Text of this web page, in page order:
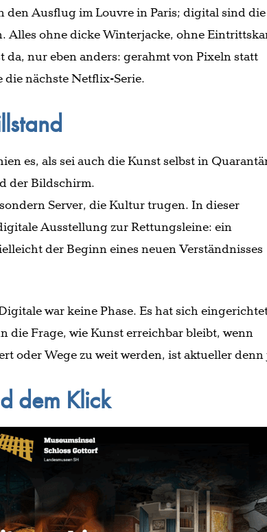
den Ausflug im Louvre in Paris; digital sind die
Alles ohne dicke Winterjacke, ohne
nur eben anders: gerahmt von Pixeln statt
nächste Netflix-Serie.
es, als sei auch die Kunst selbst in
der Bildschirm.
Server, die Kultur trugen. In dieser
Ausstellung zur Rettungsleine: ein
der Beginn eines neuen Verständnisses
war keine Phase. Es hat sich
die Frage, wie Kunst erreichbar bleibt, wenn
oder Wege zu weit werden, ist aktueller denn
dem Klick